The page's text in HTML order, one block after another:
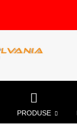
PRODUSE